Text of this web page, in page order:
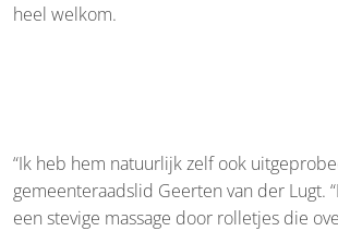
heel welkom.
“Ik heb hem natuurlijk zelf ook
gemeenteraadslid Geerten van der Lugt.
een stevige massage door rolletjes die